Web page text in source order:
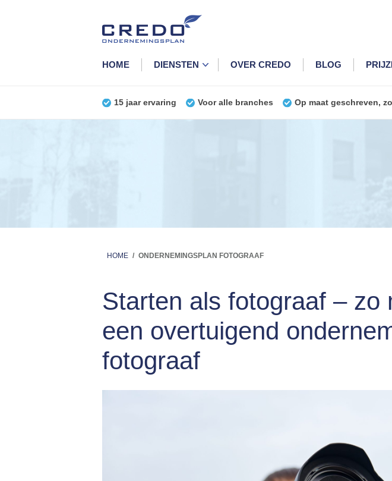
HOME DIENSTEN OVER CREDO BLOG
15 jaar ervaring Voor alle branches Op maat geschreven,
HOME / ONDERNEMINGSPLAN FOTOGRAAF
Starten als fotograaf – zo
een overtuigend
fotograaf